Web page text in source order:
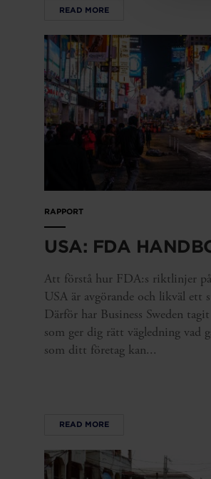
READ MORE
RAPPORT
USA: FDA
Att förstå hur FDA:s riktlinjer
USA är avgörande och likväl ett
Därför har Business Sweden
som ger dig rätt vägledning vad
som ditt företag kan...
READ MORE